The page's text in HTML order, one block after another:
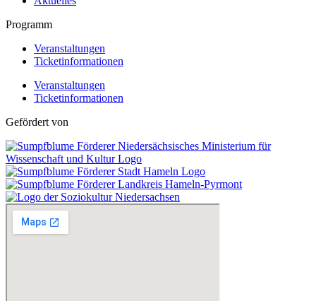
Programm
Veranstaltungen
Ticketinformationen
Veranstaltungen
Ticketinformationen
Gefördert von